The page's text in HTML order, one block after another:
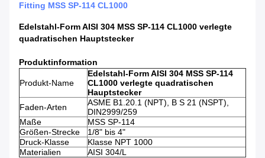
Fitting MSS SP-114 CL1000
Edelstahl-Form AISI 304 MSS SP-114 CL1000 verlegte
quadratischen Hauptstecker
Produktinformation
Produkt-Name
Edelstahl-Form AISI 304 MSS SP-114
CL1000 verlegte quadratischen
Hauptstecker
Faden-Arten
ASME B1.20.1 (NPT), B S 21 (NSPT),
DIN2999/259
Maße
MSS SP-114
Größen-Strecke
1/8" bis 4"
Druck-Klasse
Klasse NPT 1000
Materialien
AISI 304/L